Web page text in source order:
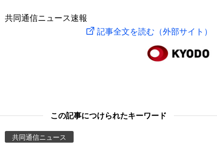
社会
旅と暮らし
暮らし
共同通信ニュース速報
記事全文を読む（外部サイト）
この記事につけられたキーワード
共同通信ニュース